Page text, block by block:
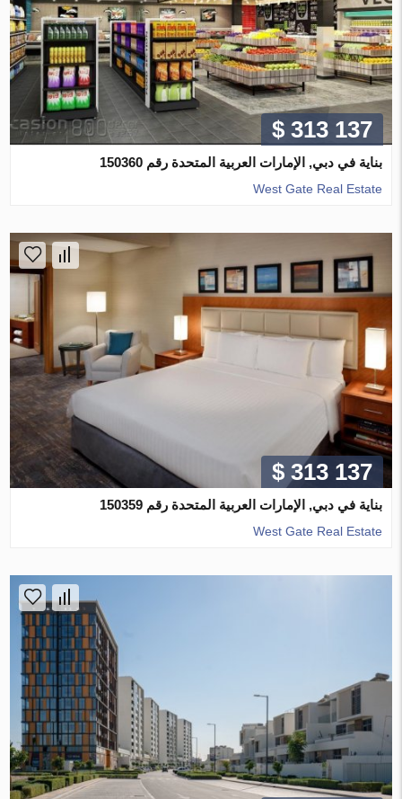
$ 313 137
بناية في دبي, الإمارات العربية المتحدة رقم 150360
West Gate Real Estate
$ 313 137
بناية في دبي, الإمارات العربية المتحدة رقم 150359
West Gate Real Estate